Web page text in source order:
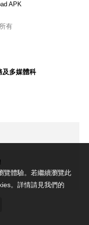
APK
有
及多媒體科
覽體驗。若繼續瀏覽此
。詳情請見我們的